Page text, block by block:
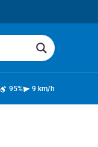
95% 9 km/h